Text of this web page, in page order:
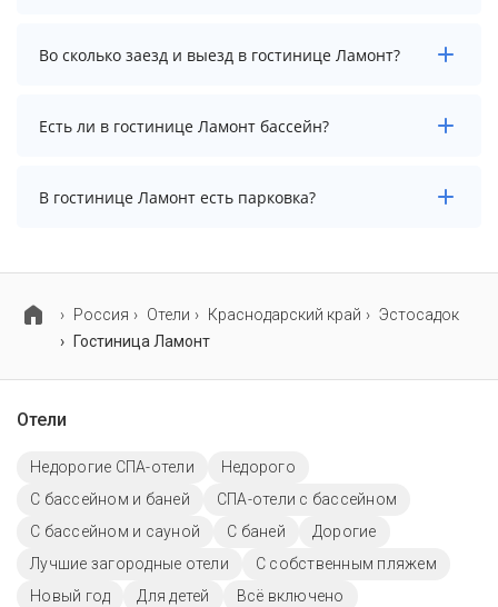
Стоимость проживания в гостинице Ламонт
начинается от 4830 рублей. Чтобы увидеть
Во сколько заезд и выезд в гостинице Ламонт?
Заезд возможен после 15:00, а выезд необходимо
осуществить до 12:00.
Есть ли в гостинице Ламонт бассейн?
В гостинице Ламонт нет бассейна.
В гостинице Ламонт есть парковка?
возможно, услуга оплачивается отдельно.
Россия Отели Краснодарский край
Эстосадок
Гостиница Ламонт
Отели
Недорогие СПА-отели
Недорого
С бассейном и баней
СПА-отели с бассейном
С бассейном и сауной
С баней
Дорогие
Лучшие загородные отели
С собственным пляжем
Новый год
Для детей
Всё включено